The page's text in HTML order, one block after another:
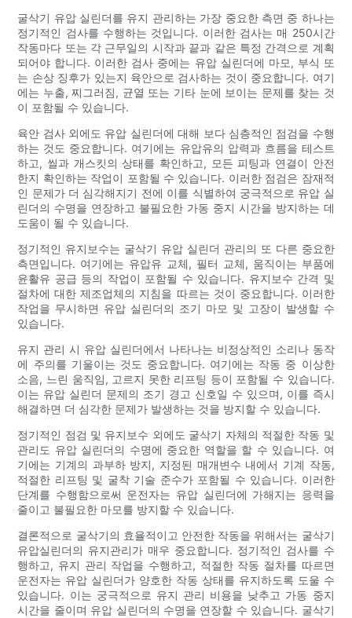
굴삭기 유압 실린더를 유지 관리하는 가장 중요한 측면 중 하나는
정기적인 검사를 수행하는 것입니다. 이러한 검사는 매 250시간
작동마다 또는 각 근무일의 시작과 끝과 같은 특정 간격으로 계획
되어야 합니다. 이러한 검사 중에는 유압 실린더에 마모, 부식 또
는 손상 징후가 있는지 육안으로 검사하는 것이 중요합니다. 여기
에는 누출, 찌그러짐, 균열 또는 기타 눈에 보이는 문제를 찾는 것
이 포함될 수 있습니다.
육안 검사 외에도 유압 실린더에 대해 보다 심층적인 점검을 수행
하는 것도 중요합니다. 여기에는 유압유의 압력과 흐름을 테스트
하고, 씰과 개스킷의 상태를 확인하고, 모든 피팅과 연결이 안전
한지 확인하는 작업이 포함될 수 있습니다. 이러한 점검은 잠재적
인 문제가 더 심각해지기 전에 이를 식별하여 궁극적으로 유압 실
린더의 수명을 연장하고 불필요한 가동 중지 시간을 방지하는 데
도움이 될 수 있습니다.
정기적인 유지보수는 굴삭기 유압 실린더 관리의 또 다른 중요한
측면입니다. 여기에는 유압유 교체, 필터 교체, 움직이는 부품에
윤활유 공급 등의 작업이 포함될 수 있습니다. 유지보수 간격 및
절차에 대한 제조업체의 지침을 따르는 것이 중요합니다. 이러한
작업을 무시하면 유압 실린더의 조기 마모 및 고장이 발생할 수
있습니다.
유지 관리 시 유압 실린더에서 나타나는 비정상적인 소리나 동작
에 주의를 기울이는 것도 중요합니다. 여기에는 작동 중 이상한
소음, 느린 움직임, 고르지 못한 리프팅 등이 포함될 수 있습니다.
이는 유압 실린더 문제의 조기 경고 신호일 수 있으며, 이를 즉시
해결하면 더 심각한 문제가 발생하는 것을 방지할 수 있습니다.
정기적인 점검 및 유지보수 외에도 굴삭기 자체의 적절한 작동 및
관리도 유압 실린더의 수명에 중요한 역할을 할 수 있습니다. 여
기에는 기계의 과부하 방지, 지정된 매개변수 내에서 기계 작동,
적절한 리프팅 및 굴착 기술 준수가 포함될 수 있습니다. 이러한
단계를 수행함으로써 운전자는 유압 실린더에 가해지는 응력을
줄이고 불필요한 마모를 방지할 수 있습니다.
결론적으로 굴삭기의 효율적이고 안전한 작동을 위해서는 굴삭기
유압실린더의 유지관리가 매우 중요합니다. 정기적인 검사를 수
행하고, 유지 관리 작업을 수행하고, 적절한 작동 절차를 따르면
운전자는 유압 실린더가 양호한 작동 상태를 유지하도록 도울 수
있습니다. 이는 궁극적으로 유지 관리 비용을 낮추고 가동 중지
시간을 줄이며 유압 실린더의 수명을 연장할 수 있습니다. 굴삭기